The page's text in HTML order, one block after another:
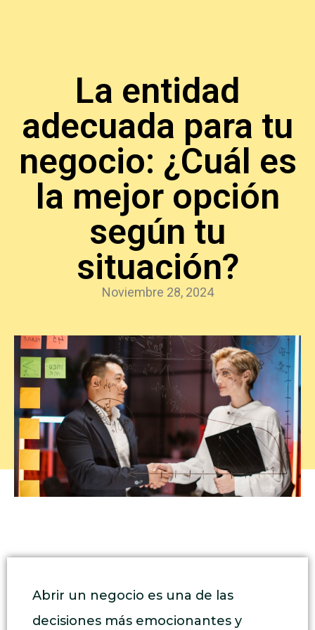
La entidad
adecuada para tu
negocio: ¿Cuál es
la mejor opción
según tu
situación?
Noviembre 28, 2024
Abrir un negocio es una de las
decisiones más emocionantes y